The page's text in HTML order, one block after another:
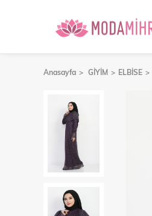
Anasayfa GİYİM ELBİSE